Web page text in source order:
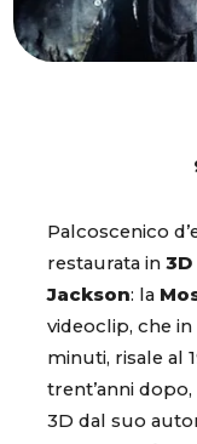
Palcoscenico
restaurata in
Jackson: la
videoclip, che
minuti, risale al
trent’anni
3D dal suo